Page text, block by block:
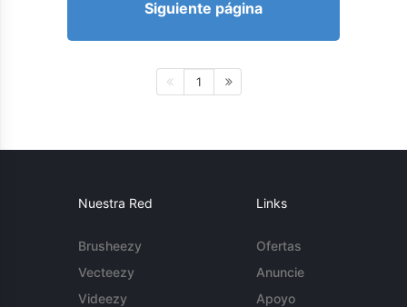
Siguiente página
1
Nuestra Red
Brusheezy
Vecteezy
Videezy
Links
Ofertas
Anuncie
Apoyo